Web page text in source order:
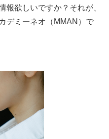
報欲しいですか？それが、
デミーネオ（MMAN）で